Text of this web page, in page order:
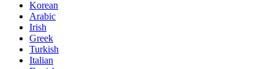
Korean
Arabic
Irish
Greek
Turkish
Italian